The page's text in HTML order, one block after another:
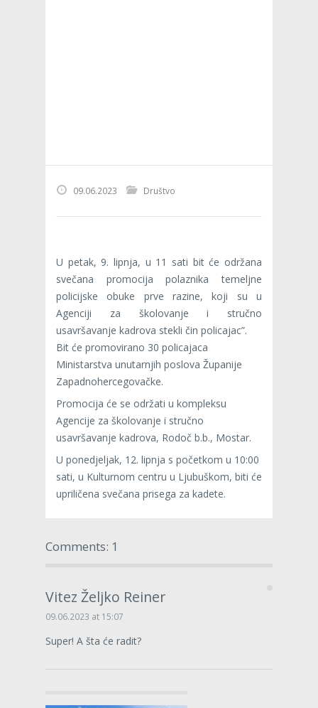
09.06.2023 Društvo
U petak, 9. lipnja, u 11 sati bit će održana
svečana promocija polaznika temeljne
policijske obuke prve razine, koji su u
Agenciji za školovanje i stručno
usavršavanje kadrova stekli čin policajac”.
Bit će promovirano 30 policajaca
Ministarstva unutarnjih poslova Županije
Zapadnohercegovačke.
Promocija će se održati u kompleksu
Agencije za školovanje i stručno
usavršavanje kadrova, Rodoč b.b., Mostar.
U ponedjeljak, 12. lipnja s početkom u 10:00
sati, u Kulturnom centru u Ljubuškom, biti će
upriličena svečana prisega za kadete.
Comments: 1
Vitez Željko Reiner
09.06.2023 at 15:07
Super! A šta će radit?